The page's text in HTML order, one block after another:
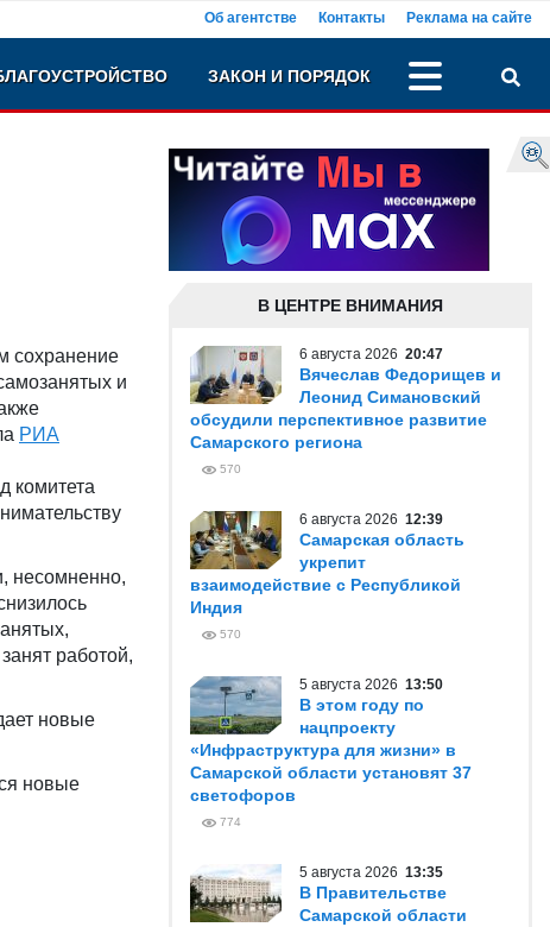
Об агентстве Контакты Реклама на сайте
ЗАКОН И ПОРЯДОК
сохранение
и
РИА
комитета
несомненно,
работой,
новые
новые
В ЦЕНТРЕ ВНИМАНИЯ
6 августа 2026 20:47
Вячеслав Федорищев и
Леонид Симановский
обсудили перспективное развитие
Самарского региона
570
6 августа 2026 12:39
Самарская область
укрепит
взаимодействие с Республикой
Индия
570
5 августа 2026 13:50
В этом году по
нацпроекту
«Инфраструктура для жизни» в
Самарской области установят 37
светофоров
774
5 августа 2026 13:35
В Правительстве
Самарской области